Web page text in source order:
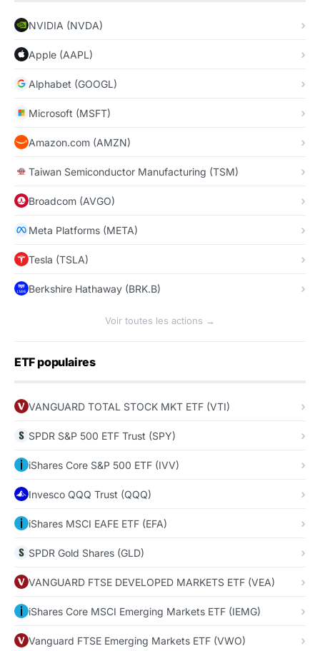
NVIDIA (NVDA)
Apple (AAPL)
Alphabet (GOOGL)
Microsoft (MSFT)
Amazon.com (AMZN)
Taiwan Semiconductor Manufacturing (TSM)
Broadcom (AVGO)
Meta Platforms (META)
Tesla (TSLA)
Berkshire Hathaway (BRK.B)
Voir toutes les actions →
ETF populaires
VANGUARD TOTAL STOCK MKT ETF (VTI)
SPDR S&P 500 ETF Trust (SPY)
iShares Core S&P 500 ETF (IVV)
Invesco QQQ Trust (QQQ)
iShares MSCI EAFE ETF (EFA)
SPDR Gold Shares (GLD)
VANGUARD FTSE DEVELOPED MARKETS ETF (VEA)
iShares Core MSCI Emerging Markets ETF (IEMG)
Vanguard FTSE Emerging Markets ETF (VWO)